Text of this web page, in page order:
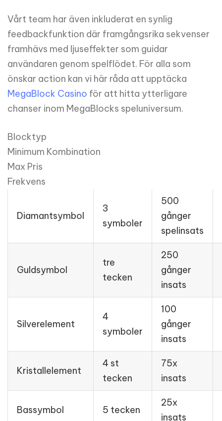
Vårt team har även inkluderat en synlig
feedbackfunktion där framgångsrika sekvenser
framhävs med ljuseffekter som guidar
användaren genom spelflödet. För alla som
önskar action kan vi här råda att upptäcka
MegaBlock Casino för att hitta ytterligare
chanser inom MegaBlocks speluniversum.
Blocktyp
Minimum Kombination
Max Pris
Frekvens
Diamantsymbol
3
symboler
500
gånger
spelinsats
Guldsymbol
tre
tecken
250
gånger
insats
Silverelement
4
symboler
100
gånger
insats
Kristallelement
4 st
tecken
75x
insats
Bassymbol 5 tecken
25x
insats